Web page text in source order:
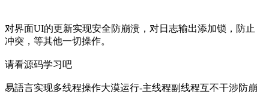
对界面UI的更新实现安全防崩溃，对日志输出添加锁，防止
冲突，等其他一切操作。
请看源码学习吧
易語言实现多线程操作大漠运行-主线程副线程互不干涉防崩